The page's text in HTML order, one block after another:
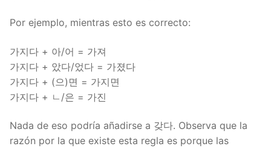
Por ejemplo, mientras esto es correcto:
가지다 + 아/어 = 가져
가지다 + 았다/었다 = 가졌다
가지다 + (으)면 = 가지면
가지다 + ㄴ/은 = 가진
Nada de eso podría añadirse a 갖다. Observa que la
razón por la que existe esta regla es porque las